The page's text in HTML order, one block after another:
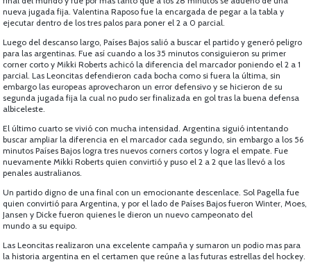
nueva jugada fija. Valentina Raposo fue la encargada de pegar a la tabla y
ejecutar dentro de los tres palos para poner el 2 a 0 parcial.
Luego del descanso largo, Países Bajos salió a buscar el partido y generó peligro
para las argentinas. Fue así cuando a los 35 minutos consiguieron su primer
corner corto y Mikki Roberts achicó la diferencia del marcador poniendo el 2 a 1
parcial. Las Leoncitas defendieron cada bocha como si fuera la última, sin
embargo las europeas aprovecharon un error defensivo y se hicieron de su
segunda jugada fija la cual no pudo ser finalizada en gol tras la buena defensa
albiceleste.
El último cuarto se vivió con mucha intensidad. Argentina siguió intentando
buscar ampliar la diferencia en el marcador cada segundo, sin embargo a los 56
minutos Países Bajos logra tres nuevos corners cortos y logra el empate. Fue
nuevamente Mikki Roberts quien convirtió y puso el 2 a 2 que las llevó a los
penales australianos.
Un partido digno de una final con un emocionante descenlace. Sol Pagella fue
quien convirtió para Argentina, y por el lado de Países Bajos fueron Winter, Moes,
Jansen y Dicke fueron quienes le dieron un nuevo campeonato del
mundo a su equipo.
Las Leoncitas realizaron una excelente campaña y sumaron un podio mas para
la historia argentina en el certamen que reúne a las futuras estrellas del hockey.